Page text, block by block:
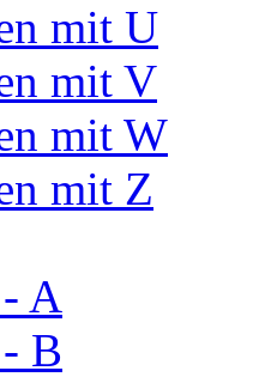
mit U
mit V
mit W
mit Z
A
B